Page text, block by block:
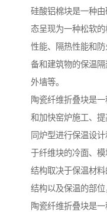
硅酸铝棉块是一种
态呈现为一种松软
性能、隔热性能和
备和建筑物的保温
外墙等。
陶瓷纤维折叠块是
和加快窑炉施工、
同炉型进行保温设
于纤维块的冷面、
结构取决于保温材
结构以及保温的部位
陶瓷纤维折叠块是